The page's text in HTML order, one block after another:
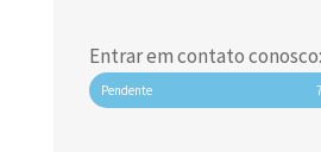
Entrar em contato conosco:
Pendente